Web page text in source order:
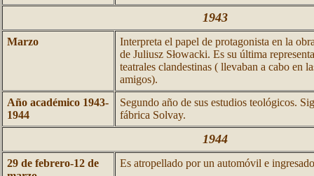
1943
Marzo
Interpreta el papel de protagonista en la
de Juliusz Słowacki. Es su última
teatrales clandestinas ( llevaban a cabo en
amigos).
Año académico 1943-
1944
Segundo año de sus estudios teológicos.
fábrica Solvay.
1944
29 de febrero-12 de
Es atropellado por un automóvil e